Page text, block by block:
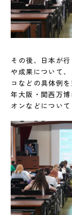
その後、日本が
や成果について
コなどの具体例
年大阪・関西万
オンなどについて